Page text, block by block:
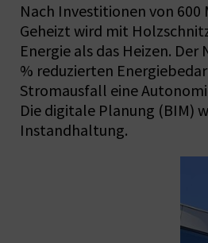
Nach Investitionen von
Geheizt wird mit
Energie als das Heizen.
% reduzierten
Stromausfall eine
Die digitale Planung (BIM)
Instandhaltung.